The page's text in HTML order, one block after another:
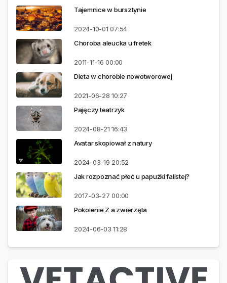
Tajemnice w bursztynie
2024-10-0107:54
Choroba aleucka u fretek
2011-11-1600:00
Dieta w chorobie nowotworowej
2021-06-2810:27
Pajęczy teatrzyk
2024-08-2116:43
Avatar skopiował z natury
2024-03-19 20:52
Jak rozpoznać płeć u papużki falistej?
2017-03-2700:00
Pokolenie Z a zwierzęta
2024-06-0311:28